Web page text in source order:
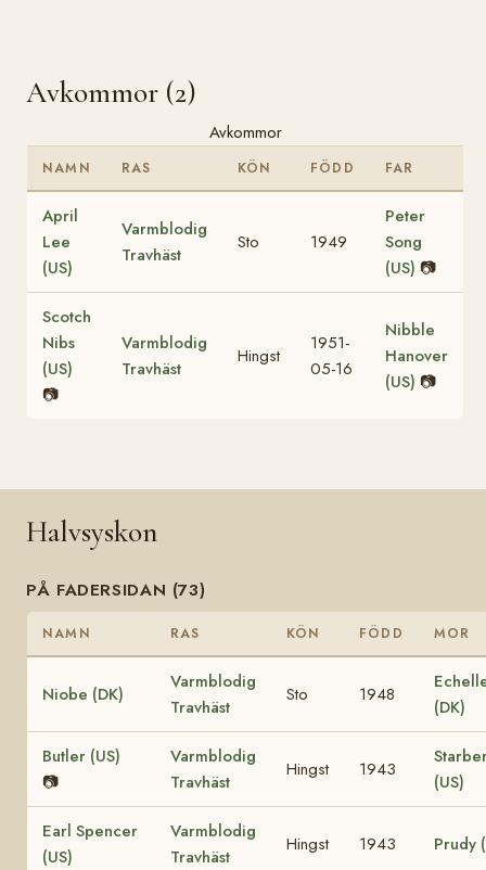
Avkommor (2)
Avkommor
NAMN RAS KÖN FÖDD FAR
April
Lee
(US)
Varmblodig
Travhäst
Sto 1949
Peter
Song
(US) 📷
Scotch
Nibs
(US)
📷
Varmblodig
Travhäst
Hingst
1951-
05-16
Nibble
Hanover
(US) 📷
Halvsyskon
PÅ FADERSIDAN (73)
NAMN RAS KÖN FÖDD MOR
Niobe (DK)
Varmblodig
Travhäst
Sto 1948
(DK)
Butler (US)
📷
Varmblodig
Travhäst
Hingst 1943
(US)
Earl Spencer
(US)
Varmblodig
Travhäst
Hingst 1943 Prudy